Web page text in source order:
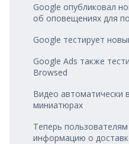
Google опубликовал
об оповещениях для
Google тестирует
Google Ads также
Browsed
Видео автоматически
миниатюрах
Теперь
информацию о